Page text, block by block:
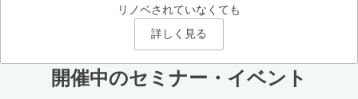
リノベされていなくても
詳しく見る
開催中のセミナー・イベント